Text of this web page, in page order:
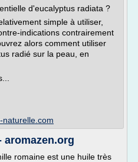
d'eucalyptus radiata ?
simple à utiliser,
indications contrairement
alors comment utiliser
radié sur la peau, en
naturelle.com
aromazen.org
romaine est une huile très